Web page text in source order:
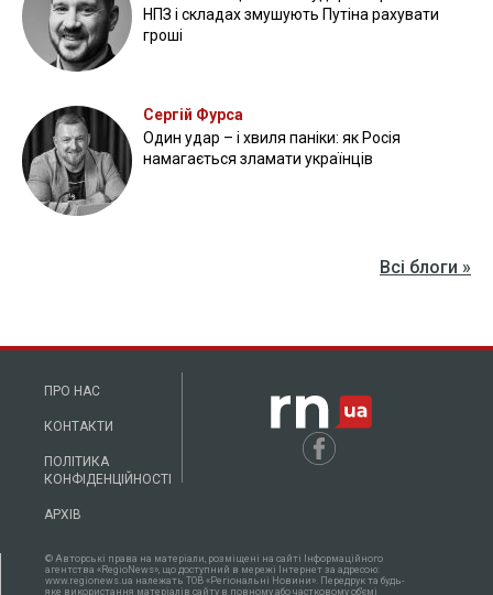
НПЗ і складах змушують Путіна рахувати
гроші
Сергій Фурса
Один удар – і хвиля паніки: як Росія
намагається зламати українців
Всі блоги »
ПРО НАС
КОНТАКТИ
ПОЛІТИКА
КОНФІДЕНЦІЙНОСТІ
АРХІВ
© Авторські права на матеріали, розміщені на сайті Інформаційного
агентства «RegioNews», що доступний в мережі Інтернет за адресою:
www.regionews.ua належать ТОВ «Регіональні Новини». Передрук та будь-
яке використання матеріалів сайту в повному або частковому об'ємі